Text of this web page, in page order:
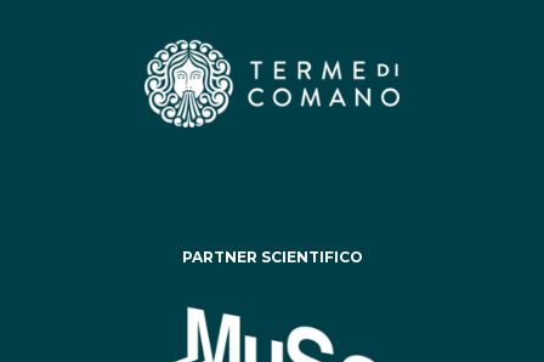
PARTNER SCIENTIFICO